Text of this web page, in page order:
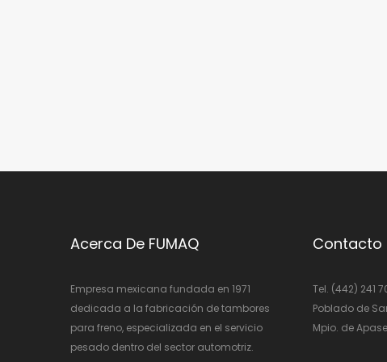
Acerca De FUMAQ
Empresa mexicana fundada en 1971
dedicada a la fabricación de tambores
para freno, especializada en el servicio
pesado dentro del sector automotriz.
Contacto
Tel. (442) 241
Poblado de
Mpio. de